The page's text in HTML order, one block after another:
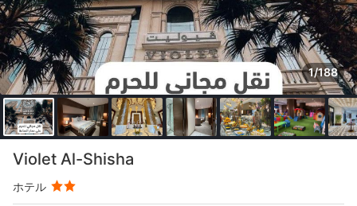
1/188
Violet Al-Shisha
ホテル